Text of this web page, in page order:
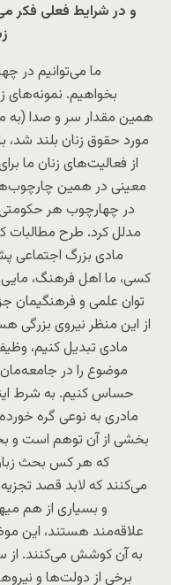
و در شرایط فعلی فکر
ما می‌توانیم در
بخواهیم. نمونه‌های
همین مقدار سر و صدا (به
مورد حقوق زنان بلند شد،
از فعالیت‌های زنان ما
معینی در همین
در چهارچوب هر
مدلل کرد. طرح
مادی بزرگ اجتماعی
کسی، ما اهل فرهنگ، مایی
توان علمی و فرهنگیمان
از این منظر نیروی بزرگی
مادی تبدیل کنیم،
موضوع را در
حساس کنیم. به شرط
مادری به نوعی گره
بخشی از آن توهم است و
که هر کس بحث
می‌کنند که لابد قصد
و بسیاری از هم
علاقه‌مند هستند، این
به آن کوشش می‌کنند. از
برخی از دولت‌ها و